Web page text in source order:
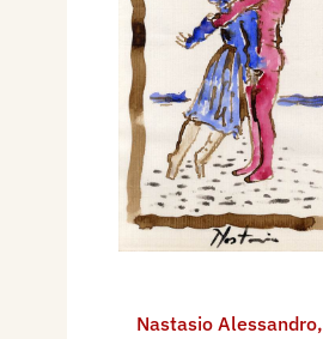
Nastasio Alessandro,